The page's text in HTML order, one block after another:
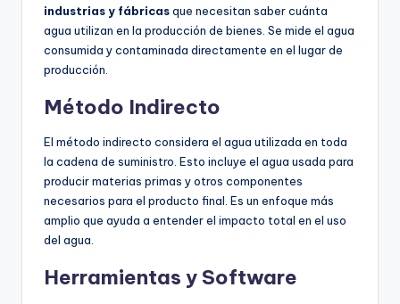
industrias y fábricasque necesitan saber cuánta
agua utilizan en la producción de bienes. Se mide el agua
consumida y contaminada directamente en el lugar de
producción.
Método Indirecto
El método indirecto considera el agua utilizada en toda
la cadena de suministro. Esto incluye el agua usada para
producir materias primas y otros componentes
necesarios para el producto final. Es un enfoque más
amplio que ayuda a entender el impacto total en el uso
del agua.
Herramientas y Software